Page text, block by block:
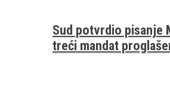
Sud potvrdio pisanje
treći mandat